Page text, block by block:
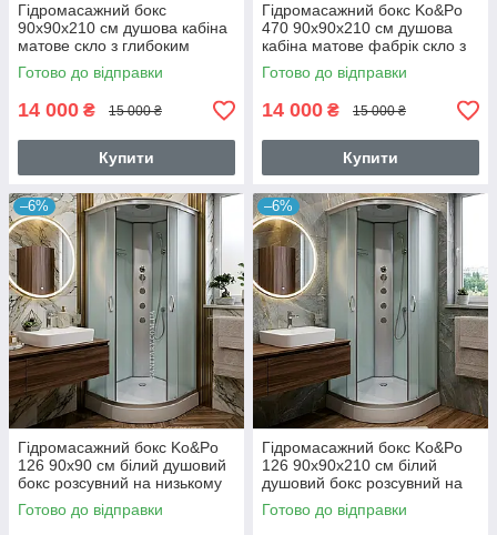
Гідромасажний бокс
90х90х210 см душова кабіна
матове скло з глибоким
піддономм
Готово до відправки
14 000 ₴ 15 000 ₴
Купити
Гідромасажний бокс Ko&Po
470 90х90х210 см душова
кабіна матове фабрік скло з
глибоким піддоном
Готово до відправки
14 000 ₴ 15 000 ₴
Купити
–6%
Гідромасажний бокс Ko&Po
126 90x90 см білий душовий
бокс розсувний на низькому
піддоні
Готово до відправки
–6%
Гідромасажний бокс Ko&Po
126 90x90х210 см білий
душовий бокс розсувний на
низькому піддоні
Готово до відправки